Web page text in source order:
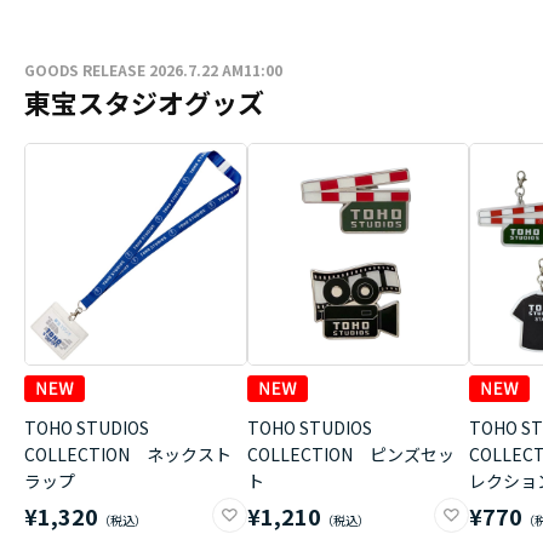
GOODS RELEASE 2026.7.22 AM11:00
東宝スタジオグッズ
TOHO STUDIOS
COLLECTION ネックスト
ラップ
¥1,320
TOHO STUDIOS
COLLECTION ピンズセッ
ト
¥1,210
TOHO
レクシ
¥770